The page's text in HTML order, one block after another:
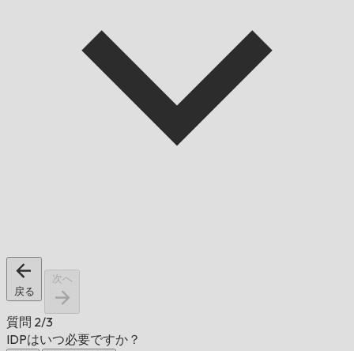
戻る
次へ
質問 2/3
IDPはいつ必要ですか？